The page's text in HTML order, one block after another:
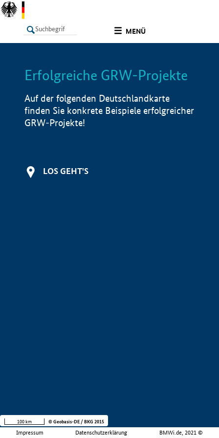
MENÜ
LISTE Info
Erfolgreiche GRW-Projekte
Auf der folgenden Deutschlandkarte
finden Sie konkrete Beispiele erfolgreicher
GRW-Projekte!
LOS GEHT'S
Impressum Datenschutzerklärung BMWi.de, 2021 ©
100 km © Geobasis-DE / BKG 2015